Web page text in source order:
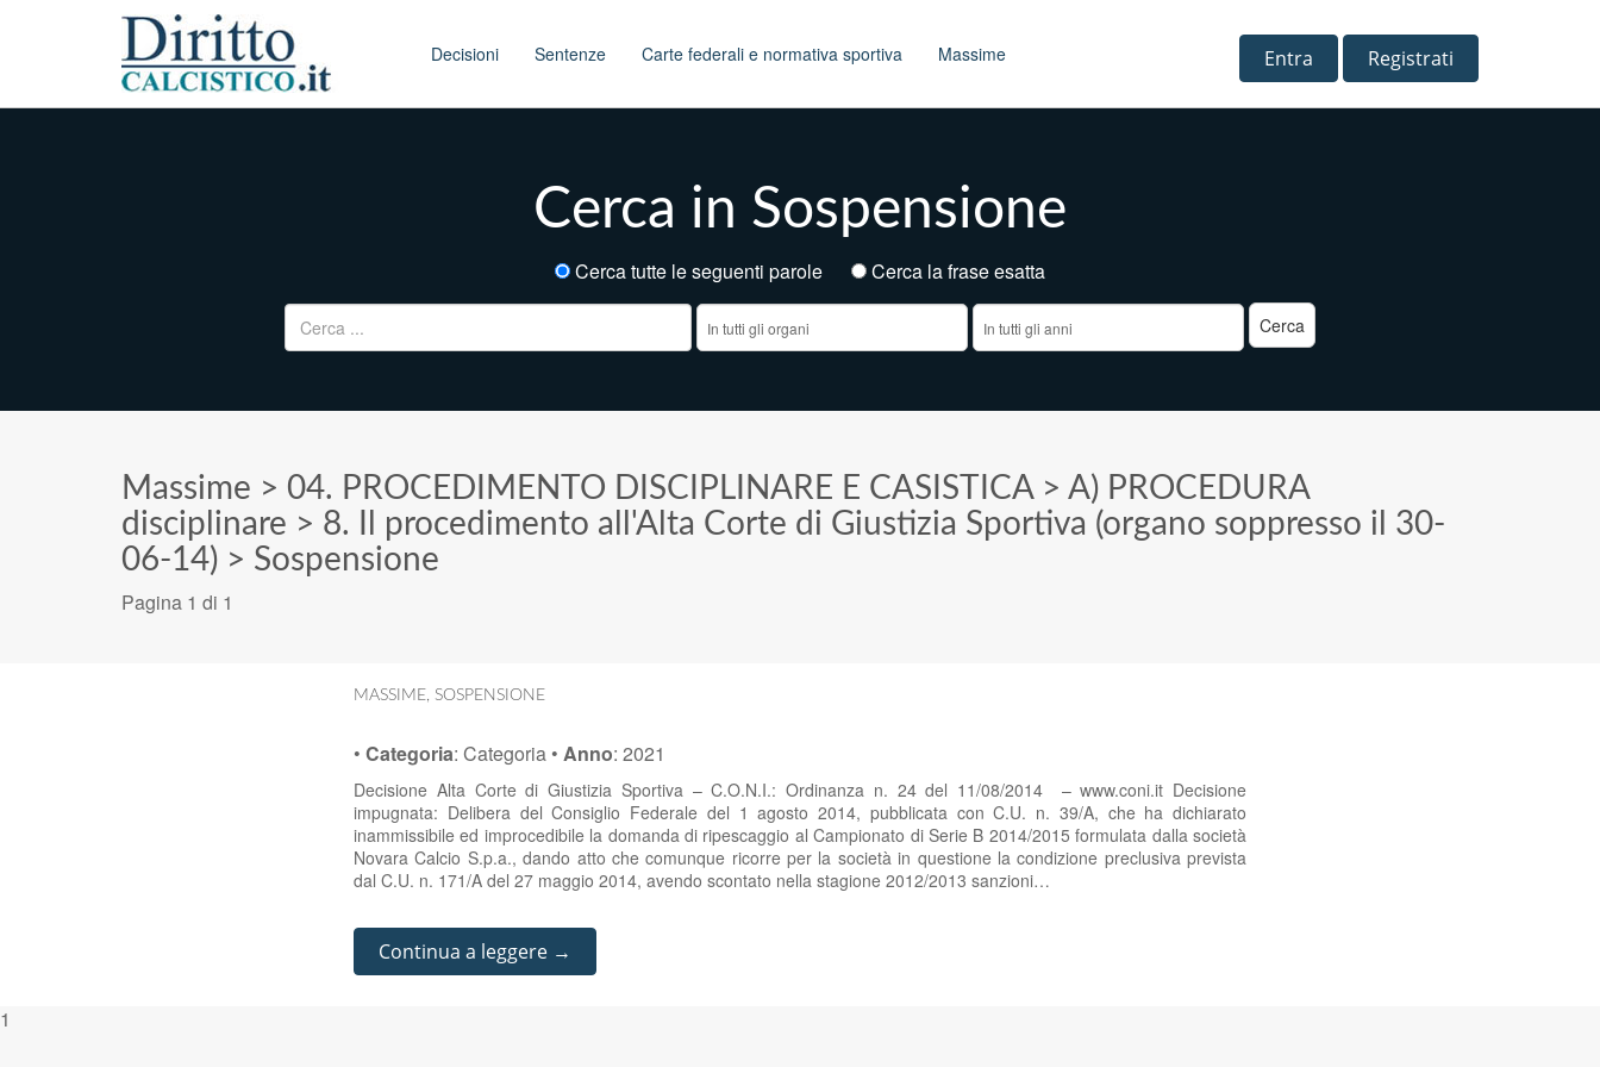
Main menu Decisioni Sentenze Carte federali e normativa sportiva Massime Entra Registrati
Cerca in Sospensione
Cerca tutte le seguenti parole
Cerca la frase esatta
Ricerca per:
Massime > 04. PROCEDIMENTO DISCIPLINARE E CASISTICA> A) PROCEDURA
disciplinare > 8. Il procedimento all'Alta Corte di Giustizia Sportiva (organo soppresso il 30-
06-14) > Sospensione
Pagina 1 di 1
MASSIME, SOSPENSIONE
• Categoria: Categoria • Anno: 2021
Decisione Alta Corte di Giustizia Sportiva – C.O.N.I.: Ordinanza n. 24 del 11/08/2014 – www.coni.it Decisione
impugnata: Delibera del Consiglio Federale del 1 agosto 2014, pubblicata con C.U. n. 39/A, che ha dichiarato
inammissibile ed improcedibile la domanda di ripescaggio al Campionato di Serie B 2014/2015 formulata dalla società
Novara Calcio S.p.a., dando atto che comunque ricorre per la società in questione la condizione preclusiva prevista
dal C.U. n. 171/A del 27 maggio 2014, avendo scontato nella stagione 2012/2013 sanzioni…
Continua a leggere →
1